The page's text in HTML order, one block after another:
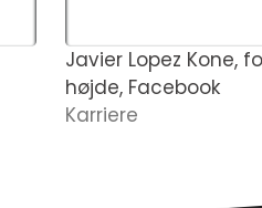
Javier Lopez Kone,
højde, Facebook
Karriere